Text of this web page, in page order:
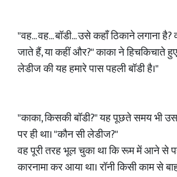
​"वह... वह... बॉडी... उसे कहाँ ठिकाने लगाना
जाते हैं, या कहीं और?" काका ने हिचकिचाते
लेडीज की यह हमारे पास पहली बॉडी है।"
​"काका, किसकी बॉडी?" यह पूछते समय भी
पर ही था। "कौन सी लेडीज?"
​वह पूरी तरह भूल चुका था कि रूम में आने से
कारनामा कर आया था। रॉनी किसी काम से